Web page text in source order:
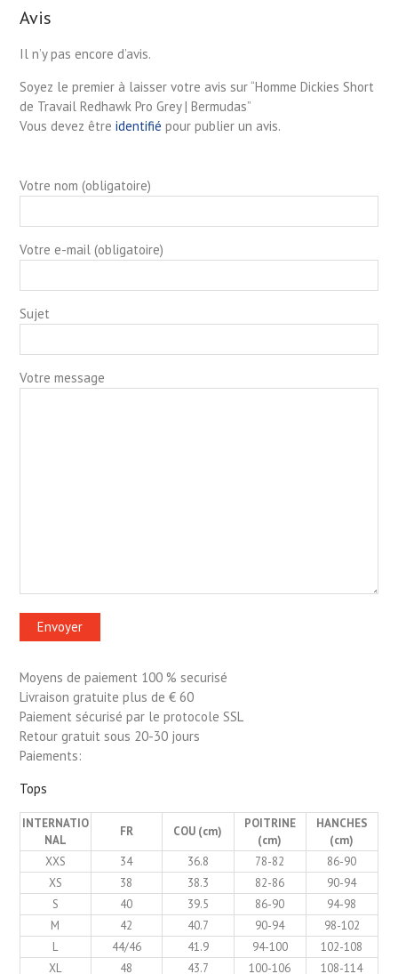
Avis
Il n’y pas encore d’avis.
Soyez le premier à laisser votre avis sur “Homme Dickies Short
de Travail Redhawk Pro Grey | Bermudas”
Vous devez être identifié pour publier un avis.
Votre nom (obligatoire)
Votre e-mail (obligatoire)
Sujet
Votre message
Moyens de paiement 100 % securisé
Livraison gratuite plus de € 60
Paiement sécurisé par le protocole SSL
Retour gratuit sous 20-30 jours
Paiements:
Tops
INTERNATIO
NAL
FR COU (cm)
POITRINE
(cm)
HANCHES
(cm)
XXS
34 36.8 78-82
86-90
XS
38 38.3 82-86
90-94
S
40 39.5 86-90
94-98
M
42 40.7 90-94
98-102
L
44/46 41.9 94-100
102-108
XL
48 43.7 100-106 108-114